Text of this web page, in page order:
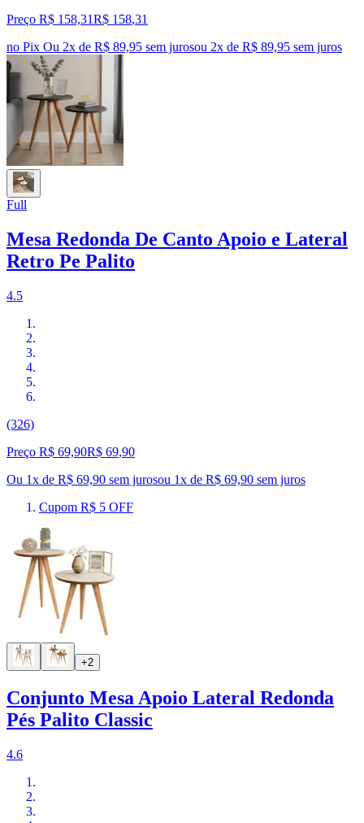
Preço R$ 158,31R$ 158,31
no Pix Ou 2x de R$ 89,95 sem jurosou 2x de R$ 89,95 sem juros
Full
Mesa Redonda De Canto Apoio e Lateral
Retro Pe Palito
4.5
(326)
Preço R$ 69,90R$ 69,90
Ou 1x de R$ 69,90 sem jurosou 1x de R$ 69,90 sem juros
Cupom R$ 5 OFF
+2
Conjunto Mesa Apoio Lateral Redonda
Pés Palito Classic
4.6